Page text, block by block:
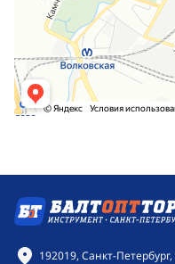
Контактная
192019, Санкт-